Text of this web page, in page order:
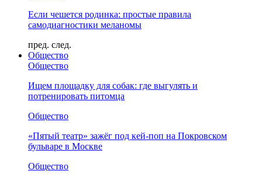
Если чешется родинка: простые правила
самодиагностики меланомы
пред. след.
Общество
Общество
Ищем площадку для собак: где выгулять и
потренировать питомца
Общество
«Пятый театр» зажёг под кей-поп на Покровском
бульваре в Москве
Общество